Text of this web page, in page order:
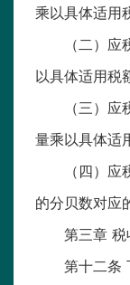
乘以具体适用
（二）
以具体适用税
（三）
量乘以具体适
（四）
的分贝数对应
第三章 税
第十二条